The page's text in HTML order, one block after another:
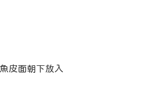
皮面朝下放入